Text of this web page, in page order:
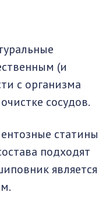
(и
с организма
сосудов.
статины
подходят
является